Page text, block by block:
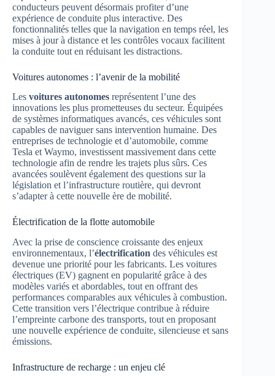
conducteurs peuvent désormais profiter d’une
expérience de conduite plus interactive. Des
fonctionnalités telles que la navigation en temps réel, les
mises à jour à distance et les contrôles vocaux facilitent
la conduite tout en réduisant les distractions.
Voitures autonomes : l’avenir de la mobilité
Les voitures autonomes représentent l’une des
innovations les plus prometteuses du secteur. Équipées
de systèmes informatiques avancés, ces véhicules sont
capables de naviguer sans intervention humaine. Des
entreprises de technologie et d’automobile, comme
Tesla et Waymo, investissent massivement dans cette
technologie afin de rendre les trajets plus sûrs. Ces
avancées soulèvent également des questions sur la
législation et l’infrastructure routière, qui devront
s’adapter à cette nouvelle ère de mobilité.
Électrification de la flotte automobile
Avec la prise de conscience croissante des enjeux
environnementaux, l’électrification des véhicules est
devenue une priorité pour les fabricants. Les voitures
électriques (EV) gagnent en popularité grâce à des
modèles variés et abordables, tout en offrant des
performances comparables aux véhicules à combustion.
Cette transition vers l’électrique contribue à réduire
l’empreinte carbone des transports, tout en proposant
une nouvelle expérience de conduite, silencieuse et sans
émissions.
Infrastructure de recharge : un enjeu clé